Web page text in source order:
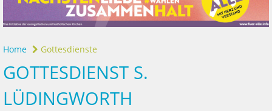
Home Gottesdienste
GOTTESDIENST S.
LÜDINGWORTH